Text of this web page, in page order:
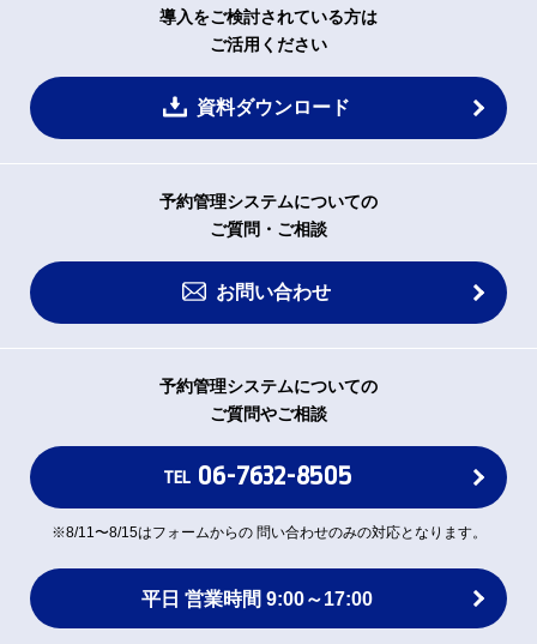
導入をご検討されている方は
ご活用ください
資料ダウンロード
予約管理システムについての
ご質問・ご相談
お問い合わせ
予約管理システムについての
ご質問やご相談
TEL 06-7632-8505
※8/11〜8/15はフォームからの 問い合わせのみの対応となります。
平日 営業時間 9:00～17:00